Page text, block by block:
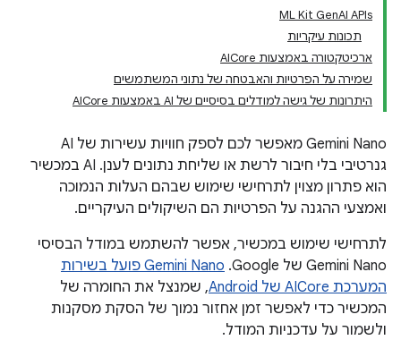
‫ML Kit GenAI APIs
תכונות עיקריות
ארכיטקטורה באמצעות AICore
שמירה על הפרטיות והאבטחה של נתוני המשתמשים
היתרונות של גישה למודלים בסיסיים של AI באמצעות AICore
‫Gemini Nano מאפשר לכם לספק חוויות עשירות של AI
גנרטיבי בלי חיבור לרשת או שליחת נתונים לענן. ‫AI במכשיר
הוא פתרון מצוין לתרחישי שימוש שבהם העלות הנמוכה
ואמצעי ההגנה על הפרטיות הם השיקולים העיקריים.
לתרחישי שימוש במכשיר, אפשר להשתמש במודל הבסיסי
Gemini Nano של Google. ‫
Gemini Nano פועל בשירות
המערכת AICore של Android
, שמנצל את החומרה של
המכשיר כדי לאפשר זמן אחזור נמוך של הסקת מסקנות
ולשמור על עדכניות המודל.